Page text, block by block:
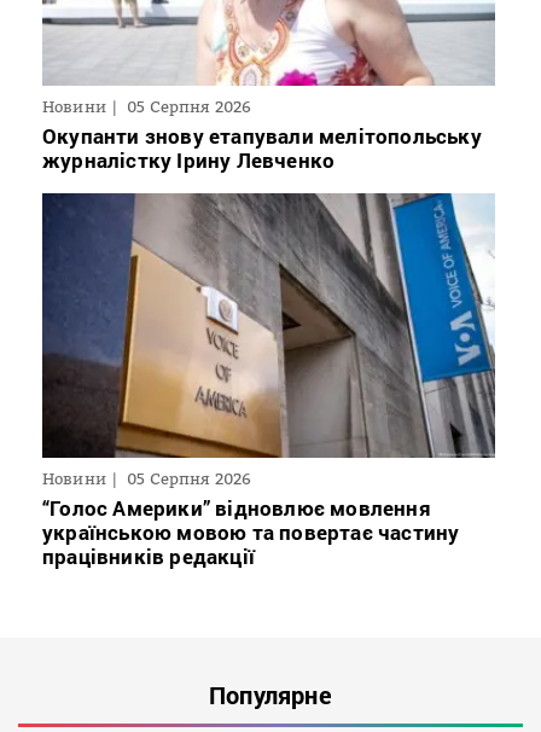
Новини 05 Серпня 2026
Окупанти знову етапували мелітопольську
журналістку Ірину Левченко
Новини 05 Серпня 2026
“Голос Америки” відновлює мовлення
українською мовою та повертає частину
працівників редакції
Популярне